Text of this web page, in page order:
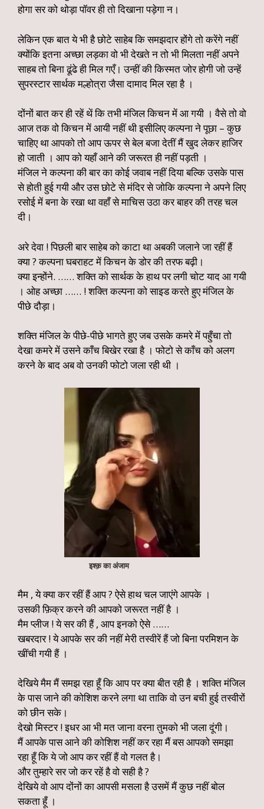
होगा सर को थोड़ा पॉवर ही तो दिखाना पड़ेगा न।
लेकिन एक बात ये भी है छोटे साहेब कि समझदार होंगे तो करेंगे नहीं
क्योंकि इतना अच्छा लड़का वो भी देखते न तो भी मिलता नहीं अपने
साहब तो बिना ढूंढे ही मिल गएँ। उन्हीं की किस्मत जोर होगी जो उन्हें
सुपरस्टार सार्थक मल्होत्रा जैसा दामाद मिल रहा है ।
दोंनों बात कर ही रहें थें कि तभी मंजिल किचन में आ गयी । वैसे तो वो
आज तक वो किचन में आयी नहीं थी इसीलिए कल्पना ने पूछा – कुछ
चाहिए था आपको तो आप ऊपर से बेल बजा देतीं मैं खुद लेकर हाजिर
हो जाती । आप को यहाँ आने की जरूरत ही नहीं पड़ती ।
मंजिल ने कल्पना की बार का कोई जवाब नहीं दिया बल्कि उसके पास
से होती हुई गयी और उस छोटे से मंदिर से जोकि कल्पना ने अपने लिए
रसोई में बना के रखा था वहाँ से माचिस उठा कर बाहर की तरह चल
दी।
अरे देवा ! पिछली बार साहेब को काटा था अबकी जलाने जा रहीं हैं
क्या ? कल्पना घबराहट में किचन के डोर की तरफ बढ़ी।
क्या इन्होंने. …… शक्ति को सार्थक के हाथ पर लगी चोट याद आ गयी
। ओह अच्छा …… ! शक्ति कल्पना को साइड करते हुए मंजिल के
पीछे दौड़ा।
शक्ति मंजिल के पीछे-पीछे भागते हुए जब उसके कमरे में पहुँचा तो
देखा कमरे में उसने काँच बिखेर रखा है । फोटो से काँच को अलग
करने के बाद अब वो उनकी फोटो जला रही थी ।
इश्क़ का अंजाम
मैम , ये क्या कर रहीं हैं आप ? ऐसे हाथ चल जाएंगे आपके ।
उसकी फ़िक्र करने की आपको जरूरत नहीं है ।
मैम प्लीज ! ये सर की हैं , आप इनको ऐसे ……
खबरदार ! ये आपके सर की नहीं मेरी तस्वीरें हैं जो बिना परमिशन के
खींची गयी हैं ।
देखिये मैम मैं समझ रहा हूँ कि आप पर क्या बीत रही है । शक्ति मंजिल
के पास जाने की कोशिश करने लगा था ताकि वो उन बची हुई तस्वीरों
को छीन सके।
देखो मिस्टर ! इधर आ भी मत जाना वरना तुमको भी जला दूंगी।
मैं आपके पास आने की कोशिश नहीं कर रहा मैं बस आपको समझा
रहा हूँ कि ये जो आप कर रहीं हैं वो गलत है।
और तुम्हारे सर जो कर रहें है वो सही है ?
देखिये वो आप दोंनों का आपसी मसला है उसमें मैं कुछ नहीं बोल
सकता हूँ ।